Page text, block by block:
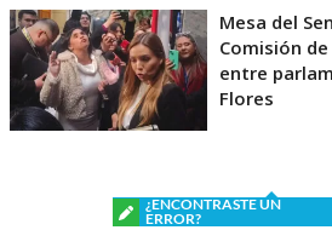
Mesa del
Comisión
entre
Flores
¿ENCONTRASTE UN
ERROR?